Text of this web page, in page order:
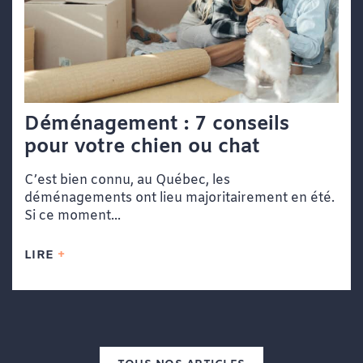
Déménagement : 7 conseils
pour votre chien ou chat
C’est bien connu, au Québec, les
déménagements ont lieu majoritairement en été.
Si ce moment...
LIRE